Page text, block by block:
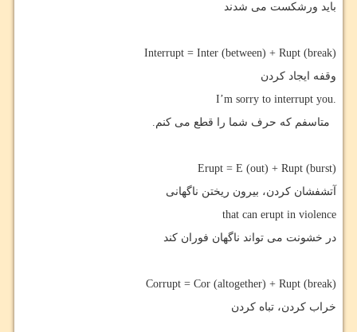
باید ورشکست می شدند
Interrupt = Inter (between) + Rupt (break)
وقفه ایجاد کردن
I’m sorry to interrupt you.
متاسفم که حرف شما را قطع می کنم.
Erupt = E (out) + Rupt (burst)
آتشفشان کردن، بیرون ریختن ناگهانی
that can erupt in violence
در خشونت می تواند ناگهان فوران کند
Corrupt = Cor (altogether) + Rupt (break)
خراب کردن، تباه کردن